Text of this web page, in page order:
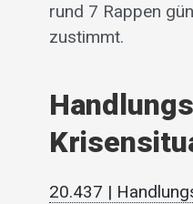
rund 7 Rappen
zustimmt.
20.437 |